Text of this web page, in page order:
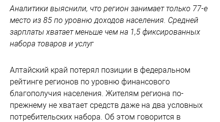
Аналитики выяснили, что регион занимает только 77-е
место из 85 по уровню доходов населения. Средней
зарплаты хватает меньше чем на 1,5 фиксированных
набора товаров и услуг
Алтайский край потерял позиции в федеральном
рейтинге регионов по уровню финансового
благополучия населения. Жителям региона по-
прежнему не хватает средств даже на два условных
потребительских набора. Об этом говорится в